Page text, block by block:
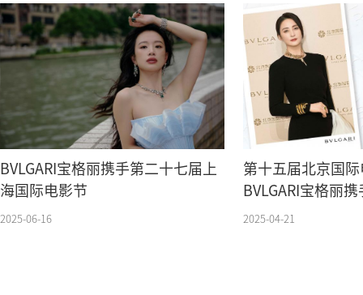
BVLGARI宝格丽携手第二十七届上
海国际电影节
2025-06-16
第十五届北京国
BVLGARI宝格丽
式红毯
2025-04-21